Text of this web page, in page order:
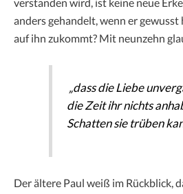
verstanden wird, ist keine neue
anders gehandelt, wenn er gewusst
auf ihn zukommt? Mit neunzehn
„dass die Liebe
die Zeit ihr nichts
Schatten sie trüben
Der ältere Paul weiß im Rückblick,